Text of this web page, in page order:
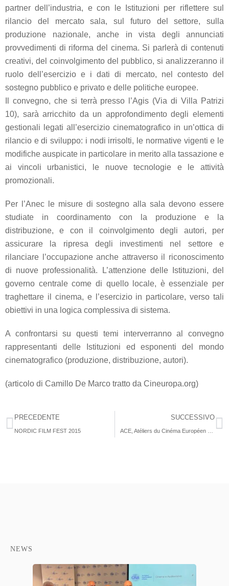
partner dell’industria, e con le Istituzioni per riflettere sul
rilancio del mercato sala, sul futuro del settore, sulla
produzione nazionale, anche in vista degli annunciati
provvedimenti di riforma del cinema. Si parlerà di contenuti
creativi, del coinvolgimento del pubblico, si analizzeranno il
ruolo dell’esercizio e i dati di mercato, nel contesto del
sostegno pubblico e privato e delle politiche europee.
Il convegno, che si terrà presso l’Agis (Via di Villa Patrizi
10), sarà arricchito da un approfondimento degli elementi
gestionali legati all’esercizio cinematografico in un’ottica di
rilancio e di sviluppo: i nodi irrisolti, le normative vigenti e le
modifiche auspicate in particolare in merito alla tassazione e
ai vincoli urbanistici, le nuove tecnologie e le attività
promozionali.
Per l’Anec le misure di sostegno alla sala devono essere
studiate in coordinamento con la produzione e la
distribuzione, e con il coinvolgimento degli autori, per
assicurare la ripresa degli investimenti nel settore e
rilanciare l’occupazione anche attraverso il riconoscimento
di nuove professionalità. L’attenzione delle Istituzioni, del
governo centrale come di quello locale, è essenziale per
traghettare il cinema, e l’esercizio in particolare, verso tali
obiettivi in una logica complessiva di sistema.
A confrontarsi su questi temi interverranno al convegno
rappresentanti delle Istituzioni ed esponenti del mondo
cinematografico (produzione, distribuzione, autori).
(articolo di Camillo De Marco tratto da Cineuropa.org)
PRECEDENTE
NORDIC FILM FEST 2015
SUCCESSIVO
NEWS